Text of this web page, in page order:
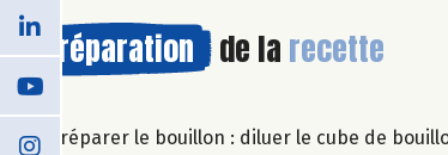
Préparation de la recette
Préparer le bouillon : diluer le cube de